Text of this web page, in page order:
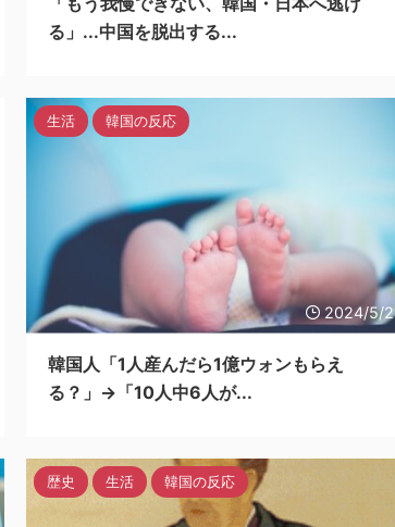
る」...中国を脱出する...
2024/5/2
生活 韓国の反応
韓国人「1人産んだら1億ウォンもらえ
る？」→「10人中6人が...
歴史 生活 韓国の反応